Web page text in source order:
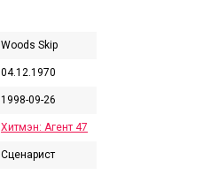
Woods Skip
04.12.1970
1998-09-26
Хитмэн: Агент 47
Сценарист